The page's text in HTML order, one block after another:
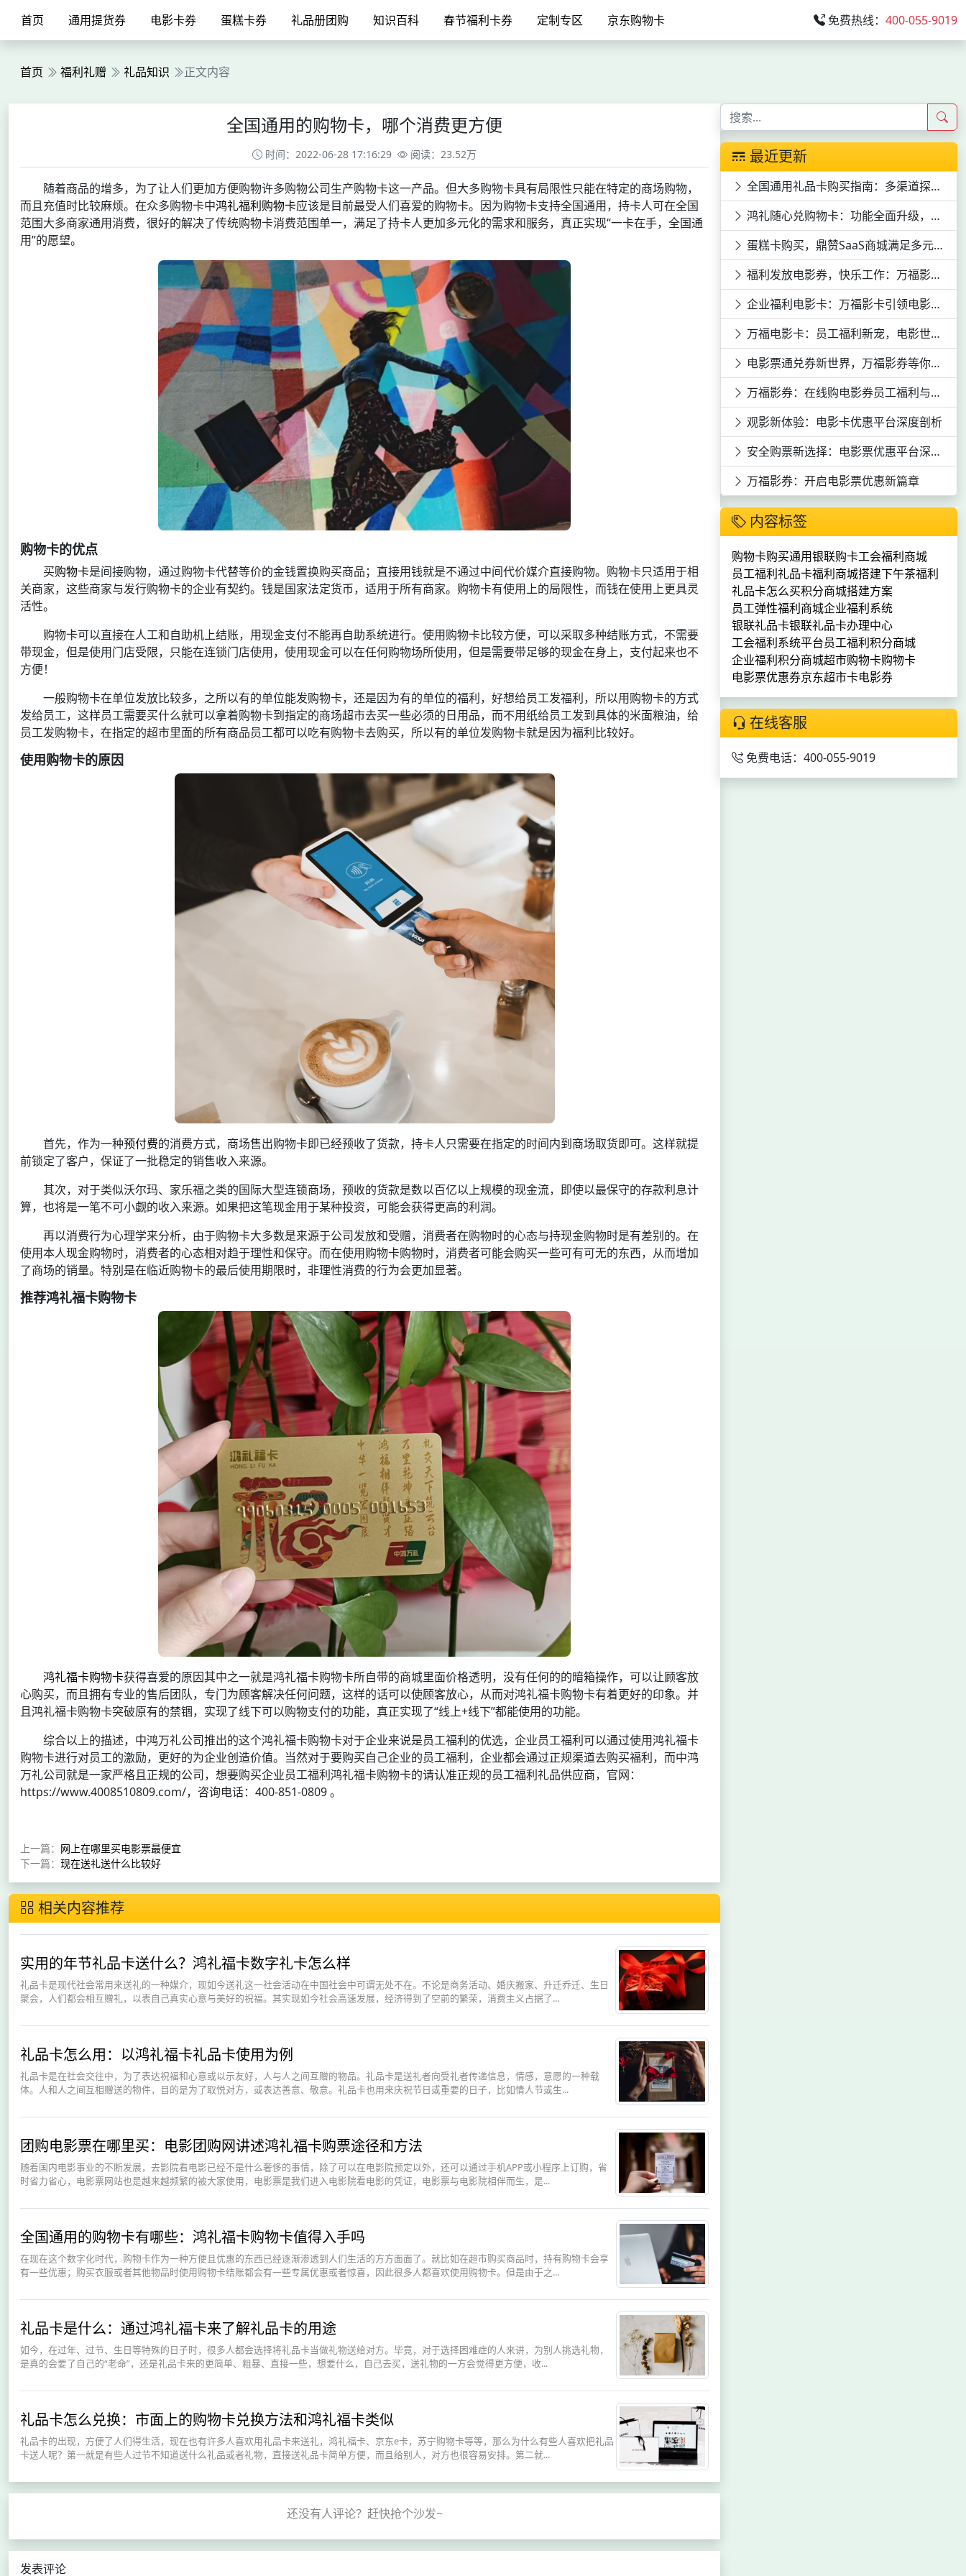
首页 通用提货券 电影卡券 蛋糕卡券 礼品册团购 知识百科 春节福利卡券 定制专区 京东购物卡 免费热线： 400-055-9019
首页 福利礼赠 礼品知识 正文内容
全国通用的购物卡，哪个消费更方便
时间：2022-06-28 17:16:29 阅读：23.52万
随着商品的增多，为了让人们更加方便购物许多购物公司生产购物卡这一产品。但大多购物卡具有局限性只能在特定的商场购物，
而且充值时比较麻烦。在众多购物卡中鸿礼福利购物卡应该是目前最受人们喜爱的购物卡。因为购物卡支持全国通用，持卡人可在全国
范围大多商家通用消费，很好的解决了传统购物卡消费范围单一，满足了持卡人更加多元化的需求和服务，真正实现“一卡在手，全国通
用”的愿望。
购物卡的优点
买购物卡是间接购物，通过购物卡代替等价的金钱置换购买商品；直接用钱就是不通过中间代价媒介直接购物。购物卡只适用于相
关商家，这些商家与发行购物卡的企业有契约。钱是国家法定货币，适用于所有商家。购物卡有使用上的局限性，而钱在使用上更具灵
活性。
购物卡可以直接在人工和自助机上结账，用现金支付不能再自助系统进行。使用购物卡比较方便，可以采取多种结账方式，不需要
带现金，但是使用门店受限，只能在连锁门店使用，使用现金可以在任何购物场所使用，但是需要带足够的现金在身上，支付起来也不
方便！
一般购物卡在单位发放比较多，之所以有的单位能发购物卡，还是因为有的单位的福利，好想给员工发福利，所以用购物卡的方式
发给员工，这样员工需要买什么就可以拿着购物卡到指定的商场超市去买一些必须的日用品，而不用纸给员工发到具体的米面粮油，给
员工发购物卡，在指定的超市里面的所有商品员工都可以吃有购物卡去购买，所以有的单位发购物卡就是因为福利比较好。
使用购物卡的原因
首先，作为一种预付费的消费方式，商场售出购物卡即已经预收了货款，持卡人只需要在指定的时间内到商场取货即可。这样就提
前锁定了客户，保证了一批稳定的销售收入来源。
其次，对于类似沃尔玛、家乐福之类的国际大型连锁商场，预收的货款是数以百亿以上规模的现金流，即使以最保守的存款利息计
算，也将是一笔不可小觑的收入来源。如果把这笔现金用于某种投资，可能会获得更高的利润。
再以消费行为心理学来分析，由于购物卡大多数是来源于公司发放和受赠，消费者在购物时的心态与持现金购物时是有差别的。在
使用本人现金购物时，消费者的心态相对趋于理性和保守。而在使用购物卡购物时，消费者可能会购买一些可有可无的东西，从而增加
了商场的销量。特别是在临近购物卡的最后使用期限时，非理性消费的行为会更加显著。
推荐鸿礼福卡购物卡
鸿礼福卡购物卡获得喜爱的原因其中之一就是鸿礼福卡购物卡所自带的商城里面价格透明，没有任何的的暗箱操作，可以让顾客放
心购买，而且拥有专业的售后团队，专门为顾客解决任何问题，这样的话可以使顾客放心，从而对鸿礼福卡购物卡有着更好的印象。并
且鸿礼福卡购物卡突破原有的禁锢，实现了线下可以购物支付的功能，真正实现了“线上+线下”都能使用的功能。
综合以上的描述，中鸿万礼公司推出的这个鸿礼福卡购物卡对于企业来说是员工福利的优选，企业员工福利可以通过使用鸿礼福卡
购物卡进行对员工的激励，更好的为企业创造价值。当然对于要购买自己企业的员工福利，企业都会通过正规渠道去购买福利，而中鸿
万礼公司就是一家严格且正规的公司，想要购买企业员工福利鸿礼福卡购物卡的请认准正规的员工福利礼品供应商，官网：
https://www.4008510809.com/，咨询电话：400-851-0809 。
上一篇： 网上在哪里买电影票最便宜
下一篇： 现在送礼送什么比较好
相关内容推荐
实用的年节礼品卡送什么？鸿礼福卡数字礼卡怎么样
礼品卡是现代社会常用来送礼的一种媒介，现如今送礼这一社会活动在中国社会中可谓无处不在。不论是商务活动、婚庆搬家、升迁乔迁、生日
聚会，人们都会相互赠礼，以表自己真实心意与美好的祝福。其实现如今社会高速发展，经济得到了空前的繁荣，消费主义占据了...
礼品卡怎么用：以鸿礼福卡礼品卡使用为例
礼品卡是在社会交往中，为了表达祝福和心意或以示友好，人与人之间互赠的物品。礼品卡是送礼者向受礼者传递信息，情感，意愿的一种载
体。人和人之间互相赠送的物件，目的是为了取悦对方，或表达善意、敬意。礼品卡也用来庆祝节日或重要的日子，比如情人节或生...
团购电影票在哪里买：电影团购网讲述鸿礼福卡购票途径和方法
随着国内电影事业的不断发展，去影院看电影已经不是什么奢侈的事情，除了可以在电影院预定以外，还可以通过手机APP或小程序上订购，省
时省力省心，电影票网站也是越来越频繁的被大家使用，电影票是我们进入电影院看电影的凭证，电影票与电影院相伴而生，是...
全国通用的购物卡有哪些：鸿礼福卡购物卡值得入手吗
在现在这个数字化时代，购物卡作为一种方便且优惠的东西已经逐渐渗透到人们生活的方方面面了。就比如在超市购买商品时，持有购物卡会享
有一些优惠；购买衣服或者其他物品时使用购物卡结账都会有一些专属优惠或者惊喜，因此很多人都喜欢使用购物卡。但是由于之...
礼品卡是什么：通过鸿礼福卡来了解礼品卡的用途
如今，在过年、过节、生日等特殊的日子时，很多人都会选择将礼品卡当做礼物送给对方。毕竟，对于选择困难症的人来讲，为别人挑选礼物，
是真的会要了自己的“老命”，还是礼品卡来的更简单、粗暴、直接一些，想要什么，自己去买，送礼物的一方会觉得更方便，收...
礼品卡怎么兑换：市面上的购物卡兑换方法和鸿礼福卡类似
礼品卡的出现，方便了人们得生活，现在也有许多人喜欢用礼品卡来送礼，鸿礼福卡、京东e卡，苏宁购物卡等等，那么为什么有些人喜欢把礼品
卡送人呢？第一就是有些人过节不知道送什么礼品或者礼物，直接送礼品卡简单方便，而且给别人，对方也很容易安排。第二就...
发表评论
最近更新
全国通用礼品卡购买指南：多渠道探寻与特色卡片揭秘
鸿礼随心兑购物卡：功能全面升级，满足全方位需求
蛋糕卡购买，鼎赞SaaS商城满足多元需求
福利发放电影券，快乐工作：万福影券电影次券的员工福利价值
企业福利电影卡：万福影卡引领电影潮流
万福电影卡：员工福利新宠，电影世界任你游
电影票通兑券新世界，万福影券等你来领！
万福影券：在线购电影券员工福利与观影优惠的完美结合
观影新体验：电影卡优惠平台深度剖析
安全购票新选择：电影票优惠平台深度剖析
万福影券：开启电影票优惠新篇章
内容标签
购物卡购买通用银联购卡工会福利商城
员工福利礼品卡福利商城搭建下午茶福利
礼品卡怎么买积分商城搭建方案
员工弹性福利商城企业福利系统
银联礼品卡银联礼品卡办理中心
工会福利系统平台员工福利积分商城
企业福利积分商城超市购物卡购物卡
电影票优惠券京东超市卡电影券
在线客服
免费电话：400-055-9019